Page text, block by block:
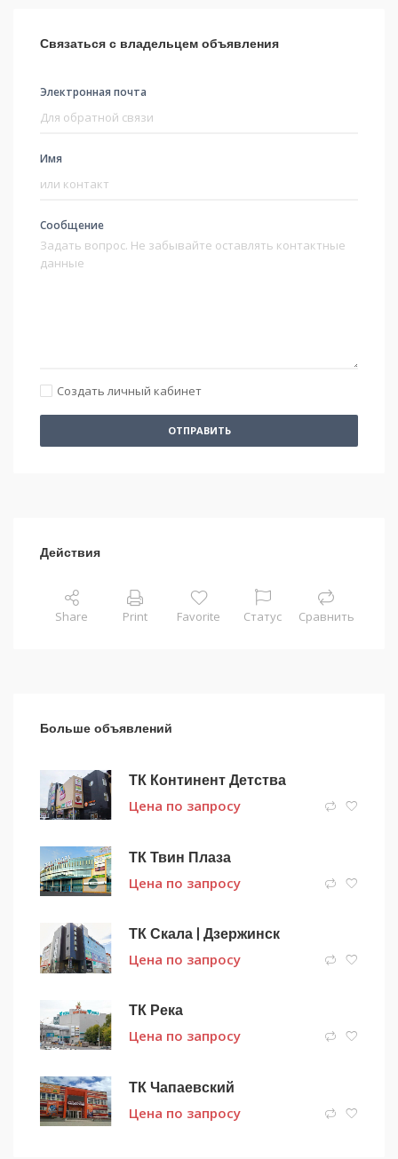
Связаться с владельцем объявления
Электронная почта
Имя
Сообщение
Создать личный кабинет
ОТПРАВИТЬ
Действия
Share Print Favorite Статус Сравнить
Больше объявлений
ТК Континент Детства
Цена по запросу
ТК Твин Плаза
Цена по запросу
ТК Скала | Дзержинск
Цена по запросу
ТК Река
Цена по запросу
ТК Чапаевский
Цена по запросу